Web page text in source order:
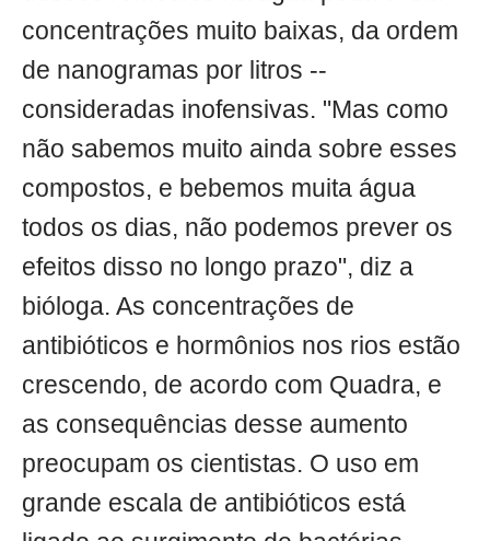
concentrações muito baixas, da ordem
de nanogramas por litros --
consideradas inofensivas. "Mas como
não sabemos muito ainda sobre esses
compostos, e bebemos muita água
todos os dias, não podemos prever os
efeitos disso no longo prazo", diz a
bióloga. As concentrações de
antibióticos e hormônios nos rios estão
crescendo, de acordo com Quadra, e
as consequências desse aumento
preocupam os cientistas. O uso em
grande escala de antibióticos está